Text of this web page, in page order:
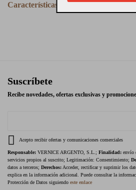
Características
Suscríbete
Recibe novedades, ofertas exclusivas y
Acepto recibir ofertas y comunicaciones comerciales
Responsable: VERNICE ARGENTO, S.L.; Finalidad: envío
servicios propios al suscrito; Legitimación: Consentimiento;
datos a terceros; Derechos: Acceder, rectificar y suprimir los
explica en la información adicional. Puede consultar la
Protección de Datos siguiendo este enlace